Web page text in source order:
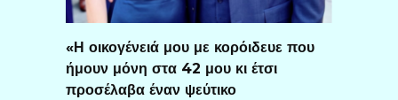
«Η οικογένειά μου με κορόιδευε που
ήμουν μόνη στα 42 μου κι έτσι
προσέλαβα έναν ψεύτικο